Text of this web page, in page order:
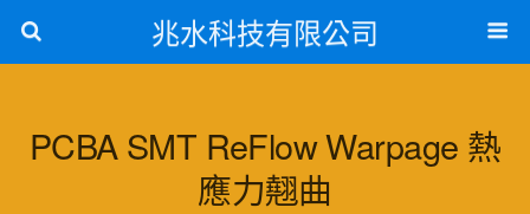
兆水科技有限公司
PCBA SMT ReFlow Warpage 熱
應力翹曲